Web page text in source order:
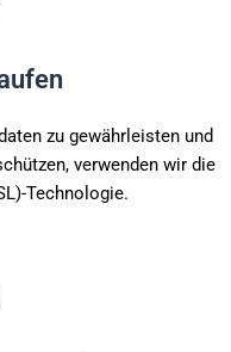
zu gewährleisten und
verwenden wir die
Technologie.